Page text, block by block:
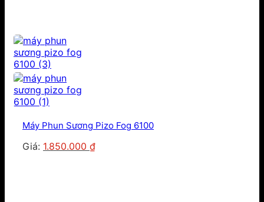
Máy Phun Sương Pizo Fog 6100
Giá: Giá
1.850.000 ₫Giá